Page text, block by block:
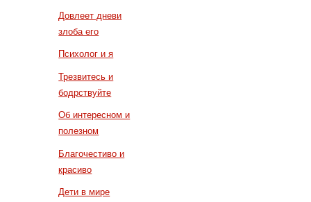
Довлеет дневи
злоба его
Психолог и я
Трезвитесь и
бодрствуйте
Об интересном и
полезном
Благочестиво и
красиво
Дети в мире